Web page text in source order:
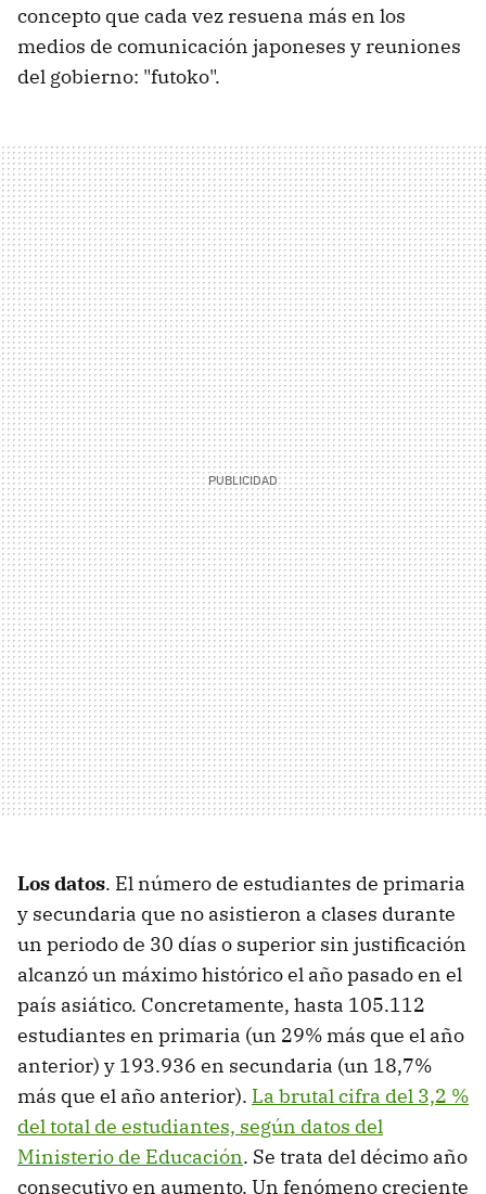
concepto que cada vez resuena más en los
medios de comunicación japoneses y reuniones
del gobierno: "futoko".
Los datos. El número de estudiantes de primaria
y secundaria que no asistieron a clases durante
un periodo de 30 días o superior sin justificación
alcanzó un máximo histórico el año pasado en el
país asiático. Concretamente, hasta 105.112
estudiantes en primaria (un 29% más que el año
anterior) y 193.936 en secundaria (un 18,7%
más que el año anterior). La brutal cifra del 3,2 %
del total de estudiantes, según datos del
Ministerio de Educación. Se trata del décimo año
consecutivo en aumento. Un fenómeno creciente